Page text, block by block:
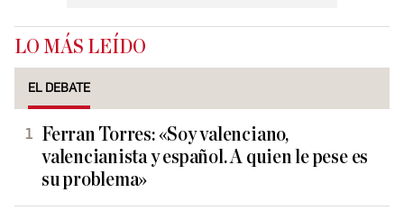
LO MÁS LEÍDO
EL DEBATE
Ferran Torres: «Soy valenciano,
valencianista y español. A quien le pese es
su problema»